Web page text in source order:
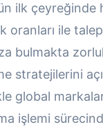
ilk
oranları ile
bulmakta
stratejilerini
global
işlemi